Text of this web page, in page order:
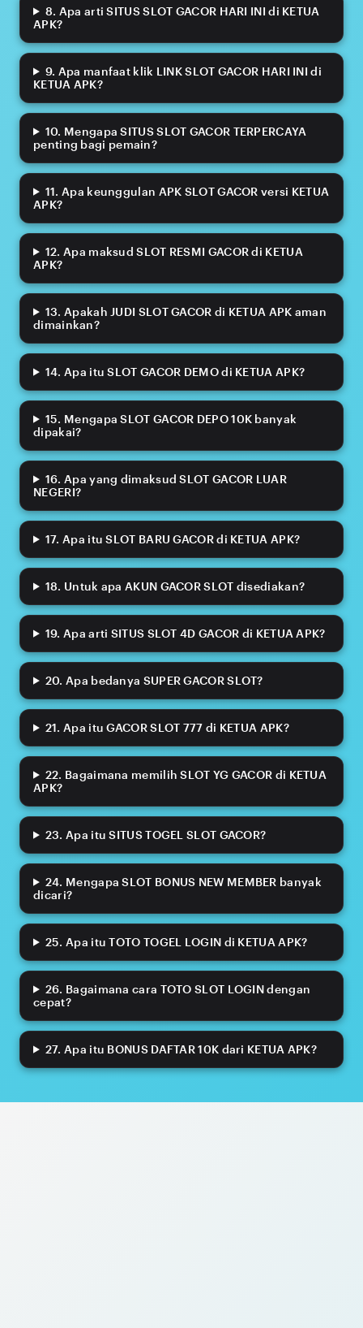
8. Apa arti SITUS SLOT GACOR HARI INI di KETUA
APK?
9. Apa manfaat klik LINK SLOT GACOR HARI INI di
KETUA APK?
10. Mengapa SITUS SLOT GACOR TERPERCAYA
penting bagi pemain?
11. Apa keunggulan APK SLOT GACOR versi KETUA
APK?
12. Apa maksud SLOT RESMI GACOR di KETUA
APK?
13. Apakah JUDI SLOT GACOR di KETUA APK aman
dimainkan?
14. Apa itu SLOT GACOR DEMO di KETUA APK?
15. Mengapa SLOT GACOR DEPO 10K banyak
dipakai?
16. Apa yang dimaksud SLOT GACOR LUAR
NEGERI?
17. Apa itu SLOT BARU GACOR di KETUA APK?
18. Untuk apa AKUN GACOR SLOT disediakan?
19. Apa arti SITUS SLOT 4D GACOR di KETUA APK?
20. Apa bedanya SUPER GACOR SLOT?
21. Apa itu GACOR SLOT 777 di KETUA APK?
22. Bagaimana memilih SLOT YG GACOR di KETUA
APK?
23. Apa itu SITUS TOGEL SLOT GACOR?
24. Mengapa SLOT BONUS NEW MEMBER banyak
dicari?
25. Apa itu TOTO TOGEL LOGIN di KETUA APK?
26. Bagaimana cara TOTO SLOT LOGIN dengan
cepat?
27. Apa itu BONUS DAFTAR 10K dari KETUA APK?